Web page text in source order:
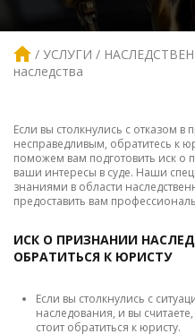
УСЛУГИ
наследства
Если вы столкнулись с отказом в
несправедливым, обратитесь к
поможем вам подготовить иск о
ваши интересы в суде. Наши
знаниями в области
предоставить вам
ИСК О ПРИЗНАНИИ
ОБРАТИТЬСЯ К ЮРИСТУ
Если вы столкнулись с
наследования, и вы
стоит обратиться к юристу.